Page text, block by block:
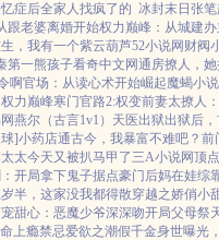
症后全家人找疯了的 冰封末日张笔
跟老婆离婚开始权力巅峰：从城建
，我有一个紫云葫芦52小说网 财阀
第一熊孩子看奇中文网通房撩人，
啊官场：从读心术开始崛起魔蝎小说
力巅峰寒门官路2:权变前妻太撩人
燕尔（古言1v1） 天医出狱出狱后
]小药店通古今，我暴富不难吧？ 前
太今天又被扒马甲了 三A小说网顶
开局拿下鬼子据点豪门后妈在娃综
半，这家没我都得散穿越之娇俏小
甜心：恶魔少爷深深吻开局父母祭
上瘾禁忌爱欲之潮假千金身世曝光